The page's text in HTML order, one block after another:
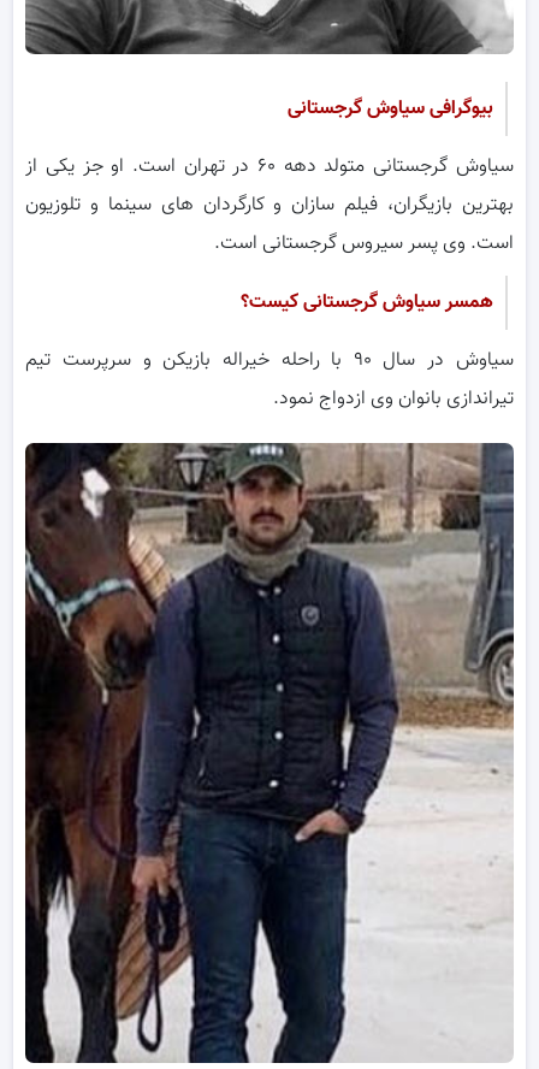
بیوگرافی سیاوش گرجستانی
سیاوش گرجستانی متولد دهه ۶۰ در تهران است. او جز یکی از
بهترین بازیگران، فیلم سازان و کارگردان های سینما و تلوزیون
است. وی پسر سیروس گرجستانی است.
همسر سیاوش گرجستانی کیست؟
سیاوش در سال ۹۰ با راحله خیراله بازیکن و سرپرست تیم
تیراندازی بانوان وی ازدواج نمود.